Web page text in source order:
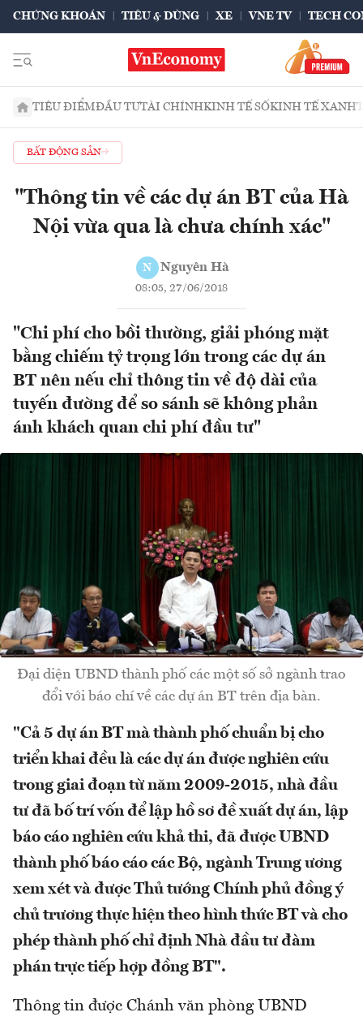
CHỨNG KHOÁN TIÊU & DÙNG XE VNE TV TECH
TIÊU ĐIỂMĐẦU TƯTÀI CHÍNHKINH TẾ SỐKINH TẾ XANH
BẤT ĐỘNG SẢN
"Thông tin về các dự án BT của Hà
Nội vừa qua là chưa chính xác"
N Nguyên Hà
08:05, 27/06/2018
"Chi phí cho bồi thường, giải phóng mặt
bằng chiếm tỷ trọng lớn trong các dự án
BT nên nếu chỉ thông tin về độ dài của
tuyến đường để so sánh sẽ không phản
ánh khách quan chi phí đầu tư"
Đại diện UBND thành phố các một số sở ngành trao
đổi với báo chí về các dự án BT trên địa bàn.
"Cả 5 dự án BT mà thành phố chuẩn bị cho
triển khai đều là các dự án được nghiên cứu
trong giai đoạn từ năm 2009-2015, nhà đầu
tư đã bố trí vốn để lập hồ sơ đề xuất dự án, lập
báo cáo nghiên cứu khả thi, đã được UBND
thành phố báo cáo các Bộ, ngành Trung ương
xem xét và được Thủ tướng Chính phủ đồng ý
chủ trương thực hiện theo hình thức BT và cho
phép thành phố chỉ định Nhà đầu tư đàm
phán trực tiếp hợp đồng BT".
Thông tin được Chánh văn phòng UBND